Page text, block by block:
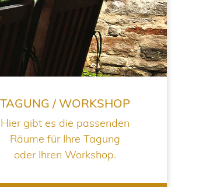
TAGUNG / WORKSHOP
Hier gibt es die passenden
Räume für Ihre Tagung
oder Ihren Workshop.